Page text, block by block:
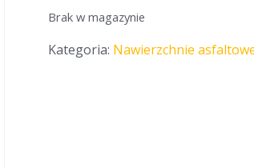
Brak w magazynie
Kategoria: Nawierzchnie